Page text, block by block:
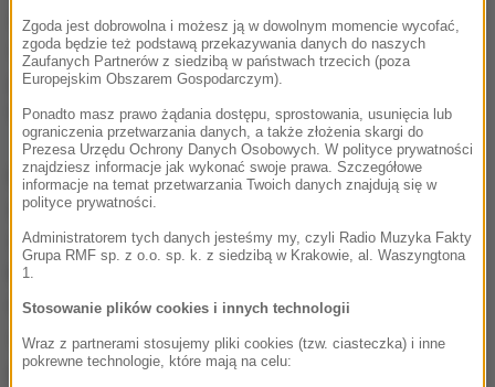
za pięściarza dużo słabszego w porównaniu z dwoma
wcześniej wymienionymi Rosjanami. Zadanie na
piątek mam jedno - wygrać- powiedział 34-letni
Włodarczyk.
Podopieczny trenera Fiodora Łapina przygotowywał
się w Warszawie i Zakopanem. Twierdzi, że szykował
się jakby to była kolejna walka o mistrzostwo świata
kategorii junior ciężkiej. W przeszłości w jego
dorobku były pasy organizacji IBF i WBC.
chcę zostać czempionem globu. Oczywiście, jest
pewna niepewność po długim rozbracie z ringiem, ale
Zgoda jest dobrowolna i możesz ją w dowolnym momencie wycofać,
zgoda będzie też podstawą przekazywania danych do naszych
Zaufanych Partnerów z siedzibą w państwach trzecich (poza
Europejskim Obszarem Gospodarczym).
Ponadto masz prawo żądania dostępu, sprostowania, usunięcia lub
ograniczenia przetwarzania danych, a także złożenia skargi do
Prezesa Urzędu Ochrony Danych Osobowych. W polityce prywatności
znajdziesz informacje jak wykonać swoje prawa. Szczegółowe
informacje na temat przetwarzania Twoich danych znajdują się w
polityce prywatności.
Administratorem tych danych jesteśmy my, czyli Radio Muzyka Fakty
Grupa RMF sp. z o.o. sp. k. z siedzibą w Krakowie, al. Waszyngtona
1.
Stosowanie plików cookies i innych technologii
Wraz z partnerami stosujemy pliki cookies (tzw. ciasteczka) i inne
pokrewne technologie, które mają na celu: